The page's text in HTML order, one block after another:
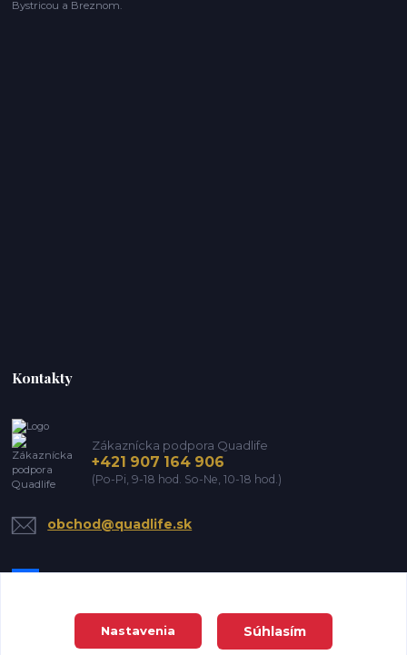
Bystricou a Breznom.
Kontakty
Zákaznícka podpora Quadlife
+421 907 164 906
(Po-Pi, 9-18 hod. So-Ne, 10-18 hod.)
obchod@quadlife.sk
Nastavenia Súhlasím